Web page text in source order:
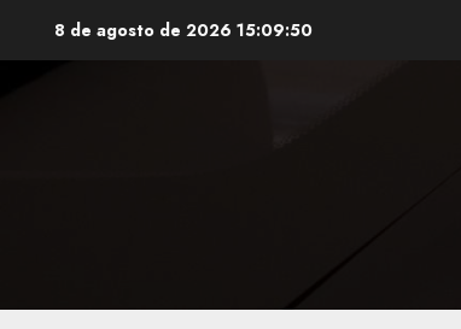
8 de agosto de 2026 15:09:51